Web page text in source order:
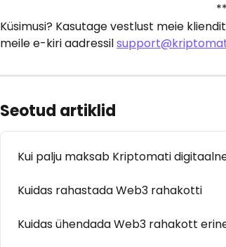
Küsimusi? Kasutage vestlust meie
meile e-kiri aadressil
Seotud artiklid
Kui palju maksab Kriptomati
Kuidas rahastada Web3 rahakotti
Kuidas ühendada Web3 rahakott